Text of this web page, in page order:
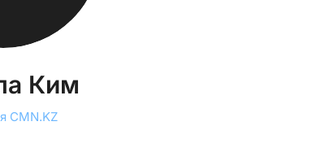
Ким
CMN.KZ